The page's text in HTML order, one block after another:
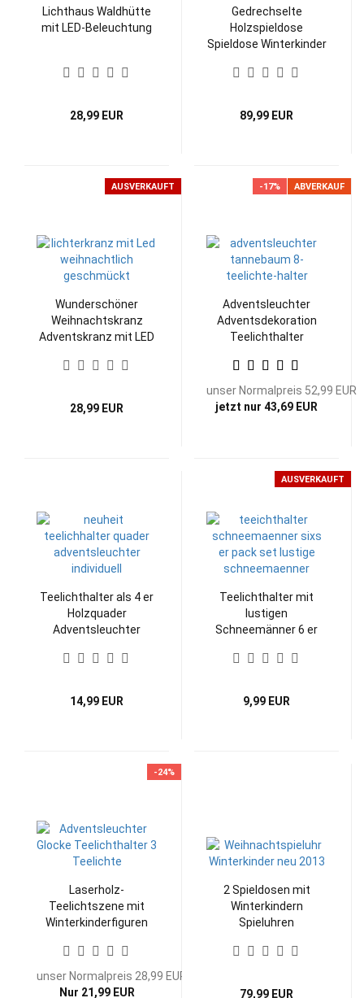
Lichthaus Waldhütte
mit LED-Beleuchtung
28,99 EUR
Gedrechselte
Holzspieldose
Spieldose Winterkinder
89,99 EUR
AUSVERKAUFT
Wunderschöner
Weihnachtskranz
Adventskranz mit LED
28,99 EUR
-17% ABVERKAUF
Adventsleuchter
Adventsdekoration
Teelichthalter
unser Normalpreis 52,99 EUR
jetzt nur 43,69 EUR
Teelichthalter als 4 er
Holzquader
Adventsleuchter
14,99 EUR
AUSVERKAUFT
Teelichthalter mit
lustigen
Schneemänner 6 er
9,99 EUR
-24%
Laserholz-
Teelichtszene mit
Winterkinderfiguren
unser Normalpreis 28,99 EUR
Nur 21,99 EUR
2 Spieldosen mit
Winterkindern
Spieluhren
79,99 EUR